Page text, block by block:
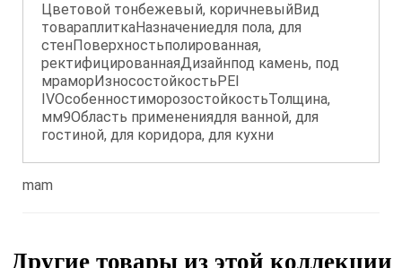
Цветовой тонбежевый, коричневыйВид
товараплиткаНазначениедля пола, для
стенПоверхностьполированная,
ректифицированнаяДизайнпод камень, под
мраморИзносостойкостьPEI
IVОсобенностиморозостойкостьТолщина,
мм9Область применениядля ванной, для
гостиной, для коридора, для кухни
mam
Другие товары из этой коллекции